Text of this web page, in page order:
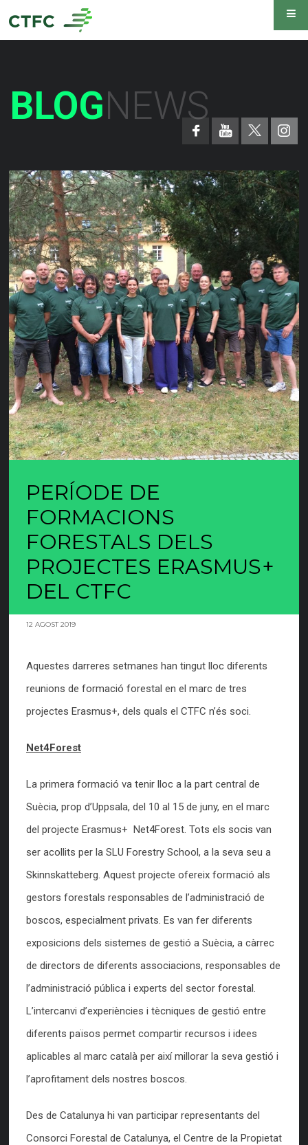
BLOGNEWS
PERÍODE DE
FORMACIONS
FORESTALS DELS
PROJECTES ERASMUS+
DEL CTFC
12 AGOST 2019
Aquestes darreres setmanes han tingut lloc diferents
reunions de formació forestal en el marc de tres
projectes Erasmus+, dels quals el CTFC n’és soci.
Net4Forest
La primera formació va tenir lloc a la part central de
Suècia, prop d’Uppsala, del 10 al 15 de juny, en el marc
del projecte Erasmus+ Net4Forest. Tots els socis van
ser acollits per la SLU Forestry School, a la seva seu a
Skinnskatteberg. Aquest projecte ofereix formació als
gestors forestals responsables de l’administració de
boscos, especialment privats. Es van fer diferents
exposicions dels sistemes de gestió a Suècia, a càrrec
de directors de diferents associacions, responsables de
l’administració pública i experts del sector forestal.
L’intercanvi d’experiències i tècniques de gestió entre
diferents països permet compartir recursos i idees
aplicables al marc català per així millorar la seva gestió i
l’aprofitament dels nostres boscos.
Des de Catalunya hi van participar representants del
Consorci Forestal de Catalunya, el Centre de la Propietat